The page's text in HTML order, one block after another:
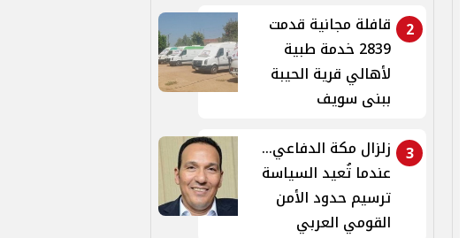
2
قافلة مجانية قدمت
2839 خدمة طبية
لأهالي قرية الحيبة
ببنى سويف
3 زلزال مكة الدفاعي...
عندما تُعيد السياسة
ترسيم حدود الأمن
القومي العربي